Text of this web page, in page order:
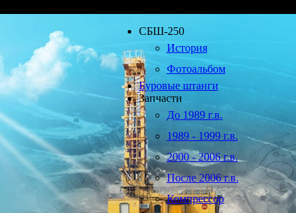
СБШ-250
История
Фотоальбом
Буровые штанги
Запчасти
До 1989 г.в.
1989 - 1999 г.в.
2000 - 2006 г.в.
После 2006 г.в.
Компрессор